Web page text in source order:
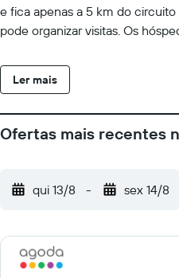
e fica apenas a 5 km do
pode organizar visitas. Os
de passeios turísticos. Os
Robles estão decorados em
equipados com uma televisão
pode ser apreciado no interior
Aeroporto Plumerillo.
Ler mais
Ofertas mais recentes
qui 13/8 - sex 14/8